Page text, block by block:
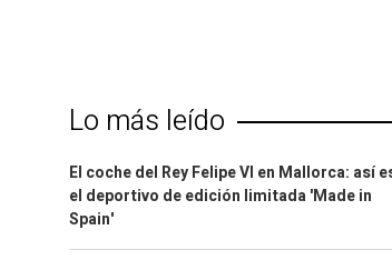
Lo más leído
El coche del Rey Felipe VI en Mallorca: así
el deportivo de edición limitada 'Made in
Spain'